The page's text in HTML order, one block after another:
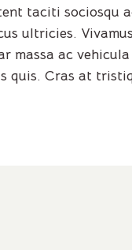
taciti sociosqu
ultricies.
massa ac
quis. Cras at